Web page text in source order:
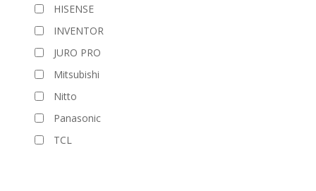
HISENSE
INVENTOR
JURO PRO
Mitsubishi
Nitto
Panasonic
TCL